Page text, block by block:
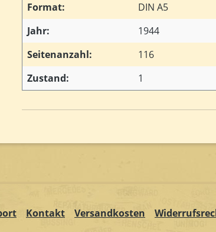
Format:
DIN A5
Jahr:
1944
Seitenanzahl:
116
Zustand:
1
Kontakt Versandkosten